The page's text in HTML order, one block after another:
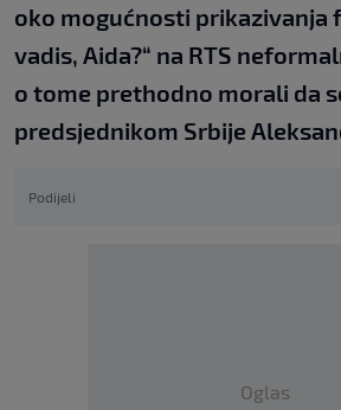
oko mogućnosti prikazivanja
vadis, Aida?“ na RTS
o tome prethodno morali da
predsjednikom Srbije
Podijeli
Oglas